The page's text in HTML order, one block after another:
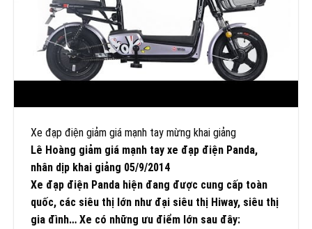
Xe đạp điện giảm giá mạnh tay mừng khai giảng
Lê Hoàng giảm giá mạnh tay xe đạp điện Panda,
nhân dịp khai giảng 05/9/2014
Xe đạp điện Panda hiện đang được cung cấp toàn
quốc, các siêu thị lớn như đại siêu thị Hiway, siêu thị
gia đình… Xe có những ưu điểm lớn sau đây: